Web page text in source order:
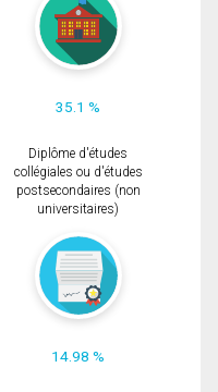
35.1 %
Diplôme d'études
collégiales ou d'études
postsecondaires (non
universitaires)
14.98 %